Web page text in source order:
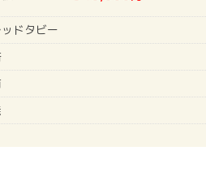
ッドタビー